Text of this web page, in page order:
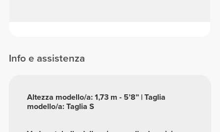
Info e assistenza
Altezza modello/a: 1,73 m - 5’8” | Taglia
modello/a: Taglia S